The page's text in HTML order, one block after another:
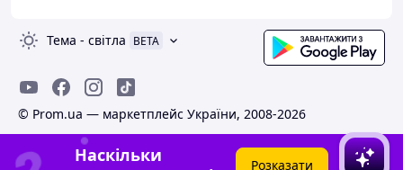
Тема - світла BETA
© Prom.ua — маркетплейс України, 2008-2026
Наскільки
Розказати